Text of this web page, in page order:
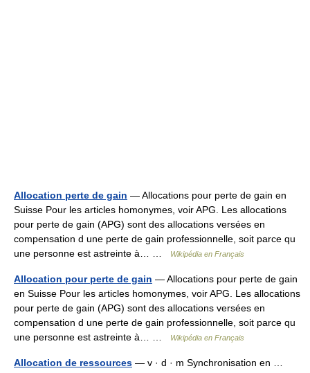
Allocation perte de gain — Allocations pour perte de gain en
Suisse Pour les articles homonymes, voir APG. Les allocations
pour perte de gain (APG) sont des allocations versées en
compensation d une perte de gain professionnelle, soit parce qu
une personne est astreinte à… …
Wikipédia en Français
Allocation pour perte de gain — Allocations pour perte de gain
en Suisse Pour les articles homonymes, voir APG. Les allocations
pour perte de gain (APG) sont des allocations versées en
compensation d une perte de gain professionnelle, soit parce qu
une personne est astreinte à… …
Wikipédia en Français
Allocation de ressources — v · d · m Synchronisation en …